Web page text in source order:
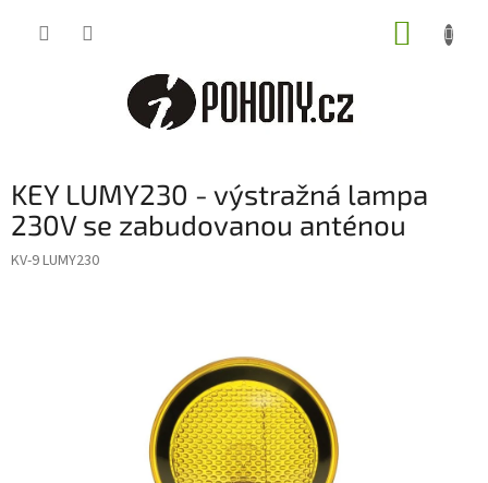
KEY LUMY230 - výstražná lampa
230V se zabudovanou anténou
KV-9 LUMY230